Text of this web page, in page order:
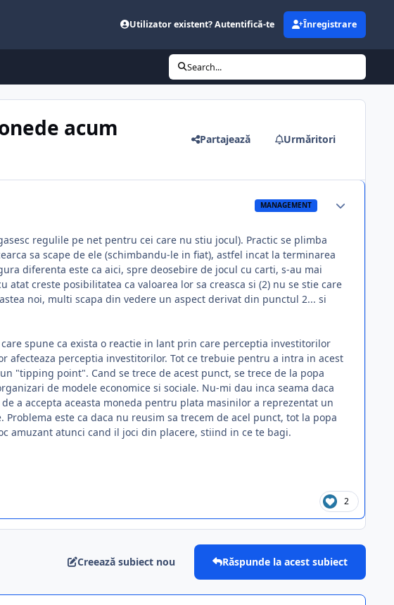
Utilizator existent? Autentifică-te Înregistrare
Search...
acum Partajează Urmăritori
MANAGEMENT
regulile pe net pentru cei care nu stiu jocul). Practic se plimba
sa scape de ele (schimbandu-le in fiat), astfel incat la terminarea
diferenta este ca aici, spre deosebire de jocul cu carti, s-au mai
creste posibilitatea ca valoarea lor sa creasca si (2) nu se stie care
noi, multi scapa din vedere un aspect derivat din punctul 2... si
spune ca exista o reactie in lant prin care perceptia investitorilor
afecteaza perceptia investitorilor. Tot ce trebuie pentru a intra in acest
"tipping point". Cand se trece de acest punct, se trece de la popa
de modele economice si sociale. Nu-mi dau inca seama daca
a accepta aceasta moneda pentru plata masinilor a reprezentat un
este ca daca nu reusim sa trecem de acel punct, tot la popa
amuzant atunci cand il joci din placere, stiind in ce te bagi.
2
Creează subiect nou Răspunde la acest subiect